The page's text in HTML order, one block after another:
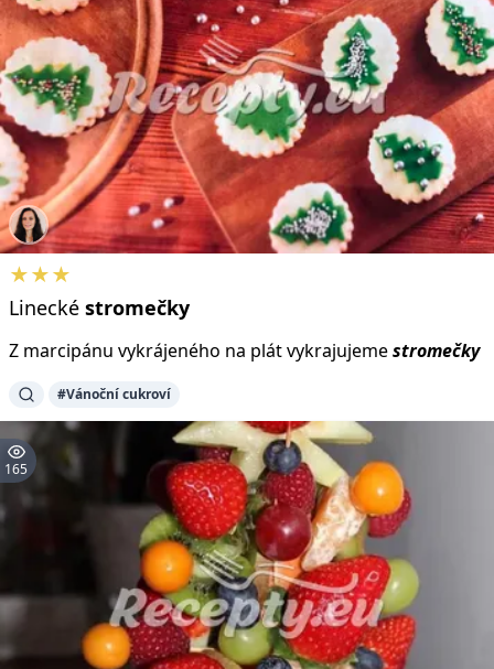
★★★
Linecké stromečky
Z marcipánu vykrájeného na plát vykrajujemestromečky
#Vánoční cukroví
165